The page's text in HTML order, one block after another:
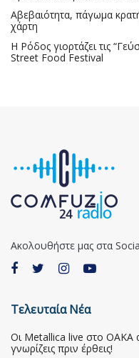
Αβεβαιότητα, πάγωμα
χάρτη
Η Ρόδος γιορτάζει τις
Street Food Festival
Ακολουθήστε μας στα
Τελευταία Νέα
Οι Metallica live στο ΟΑΚΑ
γνωρίζεις πριν έρθεις!